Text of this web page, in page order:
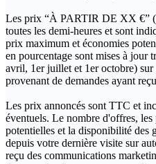
Les prix “À PARTIR DE XX €”
toutes les demi-heures et sont
prix maximum et économies
en pourcentage sont mises à jour
avril, 1er juillet et 1er octobre) sur
provenant de demandes ayant
Les prix annoncés sont TTC et
éventuels. Le nombre d'offres,
potentielles et la disponibilité des
depuis votre dernière visite sur
reçu des communications